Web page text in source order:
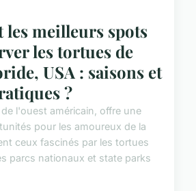
les meilleurs spots
les tortues de
USA : saisons et
?
l'ouest américain, offre une
pour les amoureux de la
ceux fascinés par les tortues
parcs nationaux et state parks